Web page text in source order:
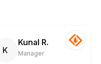
K
Kunal R.
Manager